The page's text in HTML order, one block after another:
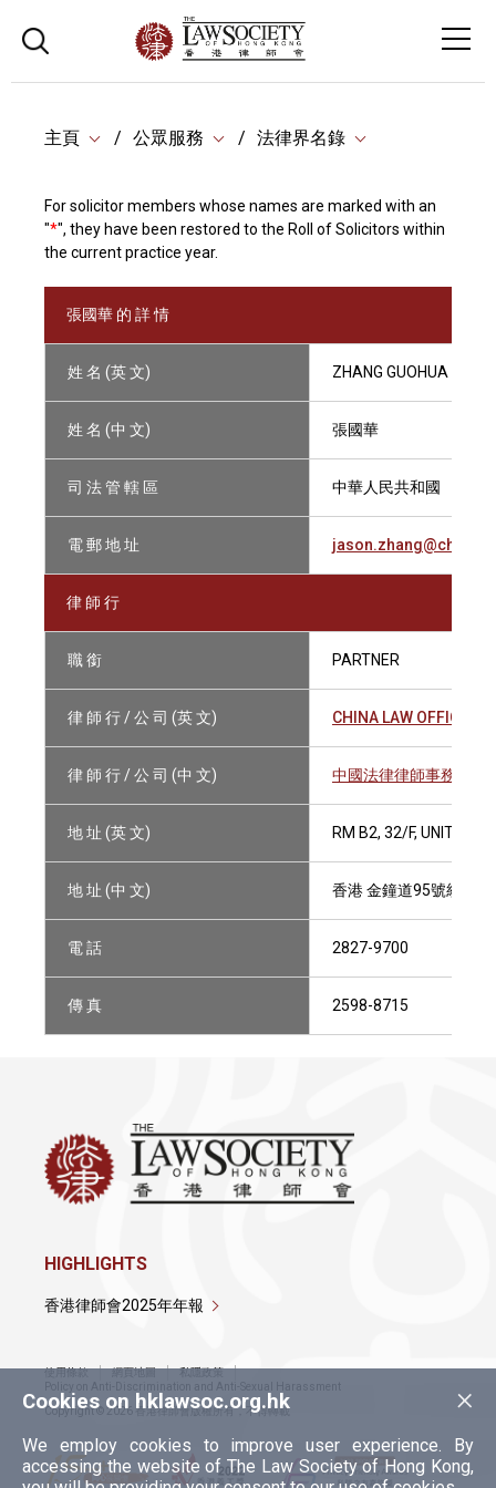
主頁 公眾服務 法律界名錄
For solicitor members whose names are marked with an
"*", they have been restored to the Roll of Solicitors within
the current practice year.
張國華 的 詳 情
姓 名 (英 文) ZHANG GUOHUA
姓 名 (中 文) 張國華
司 法 管 轄 區 中華人民共和國
電 郵 地 址
律 師 行
職 銜 PARTNER
律 師 行 / 公 司 (英 文) CHINA LAW OFFICE
律 師 行 / 公 司 (中 文) 中國法律律師事務所
地 址 (英 文) RM B2, 32/F, UNITED
地 址 (中 文) 香港 金鐘道95號統一
電 話 2827-9700
傳 真 2598-8715
×
Cookies on hklawsoc.org.hk
We employ cookies to improve user experience. By
accessing the website of The Law Society of Hong Kong,
HIGHLIGHTS
香港律師會2025年年報
使用條款 網頁地圖
私隱政策
Policy on Anti-Discrimination and Anti-Sexual Harassment
Copyright © 2026 香港律師會版權所有，不得轉載